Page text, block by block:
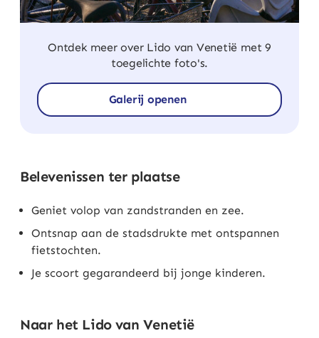
Ontdek meer over Lido van Venetië met 9
toegelichte foto's.
Galerij openen
Belevenissen ter plaatse
Geniet volop van zandstranden en zee.
Ontsnap aan de stadsdrukte met ontspannen
fietstochten.
Je scoort gegarandeerd bij jonge kinderen.
Naar het Lido van Venetië